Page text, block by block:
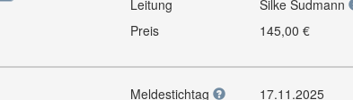
Leitung
Silke Sudmann
Preis
145,00 €
Meldestichtag
17.11.2025